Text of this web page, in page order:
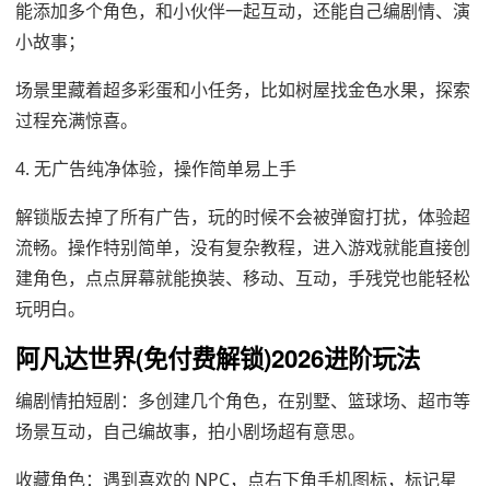
能添加多个角色，和小伙伴一起互动，还能自己编剧情、演
小故事；
场景里藏着超多彩蛋和小任务，比如树屋找金色水果，探索
过程充满惊喜。
4. 无广告纯净体验，操作简单易上手
解锁版去掉了所有广告，玩的时候不会被弹窗打扰，体验超
流畅。操作特别简单，没有复杂教程，进入游戏就能直接创
建角色，点点屏幕就能换装、移动、互动，手残党也能轻松
玩明白。
阿凡达世界(免付费解锁)2026进阶玩法
编剧情拍短剧：多创建几个角色，在别墅、篮球场、超市等
场景互动，自己编故事，拍小剧场超有意思。
收藏角色：遇到喜欢的 NPC，点右下角手机图标，标记星